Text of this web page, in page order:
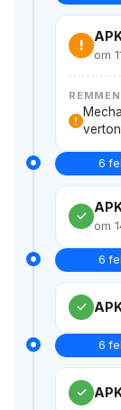
!
om
REMMEN
!
6
om
6
6